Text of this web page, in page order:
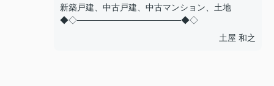
新築戸建、中古戸建、中古マンション、土地
◆◇─────────────────◆◇
土屋 和之